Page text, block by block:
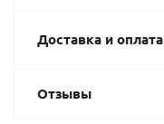
Доставка и оплата
Отзывы